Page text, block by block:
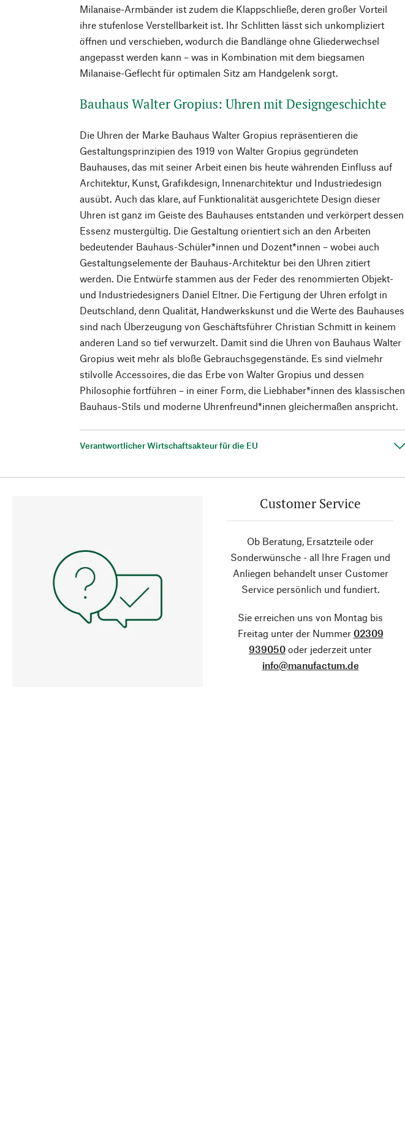
Milanaise-Armbänder ist zudem die Klappschließe, deren großer Vorteil
ihre stufenlose Verstellbarkeit ist. Ihr Schlitten lässt sich unkompliziert
öffnen und verschieben, wodurch die Bandlänge ohne Gliederwechsel
angepasst werden kann – was in Kombination mit dem biegsamen
Milanaise-Geflecht für optimalen Sitz am Handgelenk sorgt.
Bauhaus Walter Gropius: Uhren mit Designgeschichte
Die Uhren der Marke Bauhaus Walter Gropius repräsentieren die
Gestaltungsprinzipien des 1919 von Walter Gropius gegründeten
Bauhauses, das mit seiner Arbeit einen bis heute währenden Einfluss auf
Architektur, Kunst, Grafikdesign, Innenarchitektur und Industriedesign
ausübt. Auch das klare, auf Funktionalität ausgerichtete Design dieser
Uhren ist ganz im Geiste des Bauhauses entstanden und verkörpert dessen
Essenz mustergültig. Die Gestaltung orientiert sich an den Arbeiten
bedeutender Bauhaus-Schüler*innen und Dozent*innen – wobei auch
Gestaltungselemente der Bauhaus-Architektur bei den Uhren zitiert
werden. Die Entwürfe stammen aus der Feder des renommierten Objekt-
und Industriedesigners Daniel Eltner. Die Fertigung der Uhren erfolgt in
Deutschland, denn Qualität, Handwerkskunst und die Werte des Bauhauses
sind nach Überzeugung von Geschäftsführer Christian Schmitt in keinem
anderen Land so tief verwurzelt. Damit sind die Uhren von Bauhaus Walter
Gropius weit mehr als bloße Gebrauchsgegenstände. Es sind vielmehr
stilvolle Accessoires, die das Erbe von Walter Gropius und dessen
Philosophie fortführen – in einer Form, die Liebhaber*innen des klassischen
Bauhaus-Stils und moderne Uhrenfreund*innen gleichermaßen anspricht.
Verantwortlicher Wirtschaftsakteur für die EU
Customer Service
Ob Beratung, Ersatzteile oder
Sonderwünsche - all Ihre Fragen und
Anliegen behandelt unser Customer
Service persönlich und fundiert.
Sie erreichen uns von Montag bis
Freitag unter der Nummer 02309
939050 oder jederzeit unter
info@manufactum.de